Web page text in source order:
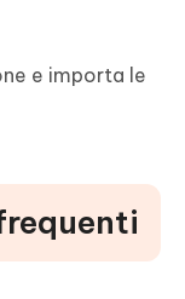
e importa le